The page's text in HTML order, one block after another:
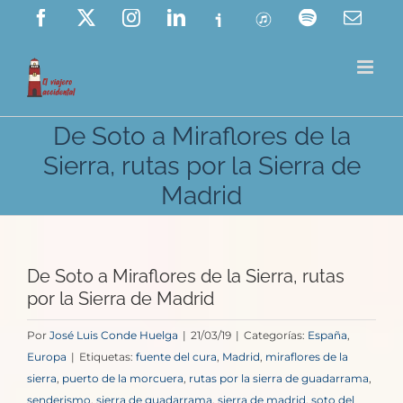
Saltar
contenido
Facebook InstagramLinkedIn
Ivoox ITunes Spotify
De Soto a Miraflores de la
Sierra, rutas por la Sierra de
Madrid
De Soto a Miraflores de la Sierra, rutas
por la Sierra de Madrid
Por José Luis Conde Huelga | 21/03/19 | Categorías: España
Europa | Etiquetas: fuente del cura Madrid miraflores de la
sierra puerto de la morcuera rutas por la sierra de guadarrama
senderismo sierra de guadarrama sierra de madrid soto del